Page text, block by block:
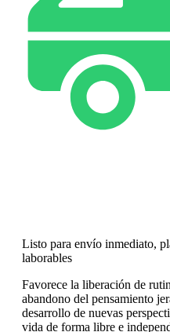
Listo para envío inmediato,
laborables
Favorece la liberación de
abandono del pensamiento
desarrollo de nuevas
vida de forma libre e